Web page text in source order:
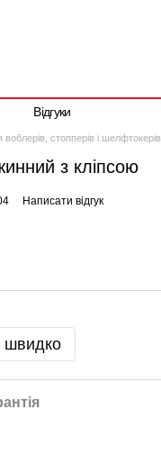
Відгуки
воблерів, стопперів і шелфтокерів
з кліпсою
Написати відгук
швидко